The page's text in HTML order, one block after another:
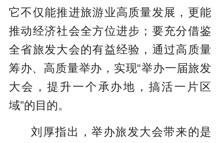
它不仅能推进旅游业高质量发展，更能
推动经济社会全方位进步；要充分借鉴
全省旅发大会的有益经验，通过高质量
筹办、高质量举办，实现“举办一届旅发
大会，提升一个承办地，搞活一片区
域”的目的。
刘厚指出，举办旅发大会带来的是